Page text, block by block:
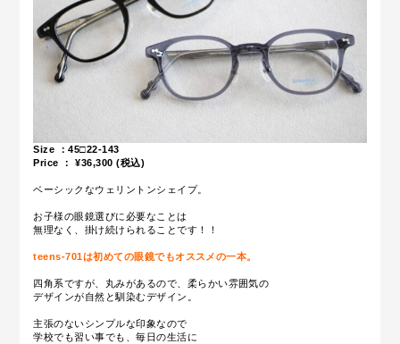
Size ：45□22-143
Price ： ¥36,300 (税込)
ベーシックなウェリントンシェイプ。
お子様の眼鏡選びに必要なことは
無理なく、掛け続けられることです！！
teens-701は初めての眼鏡でもオススメの一本。
四角系ですが、丸みがあるので、柔らかい雰囲気の
デザインが自然と馴染むデザイン。
主張のないシンプルな印象なので
学校でも習い事でも、毎日の生活に